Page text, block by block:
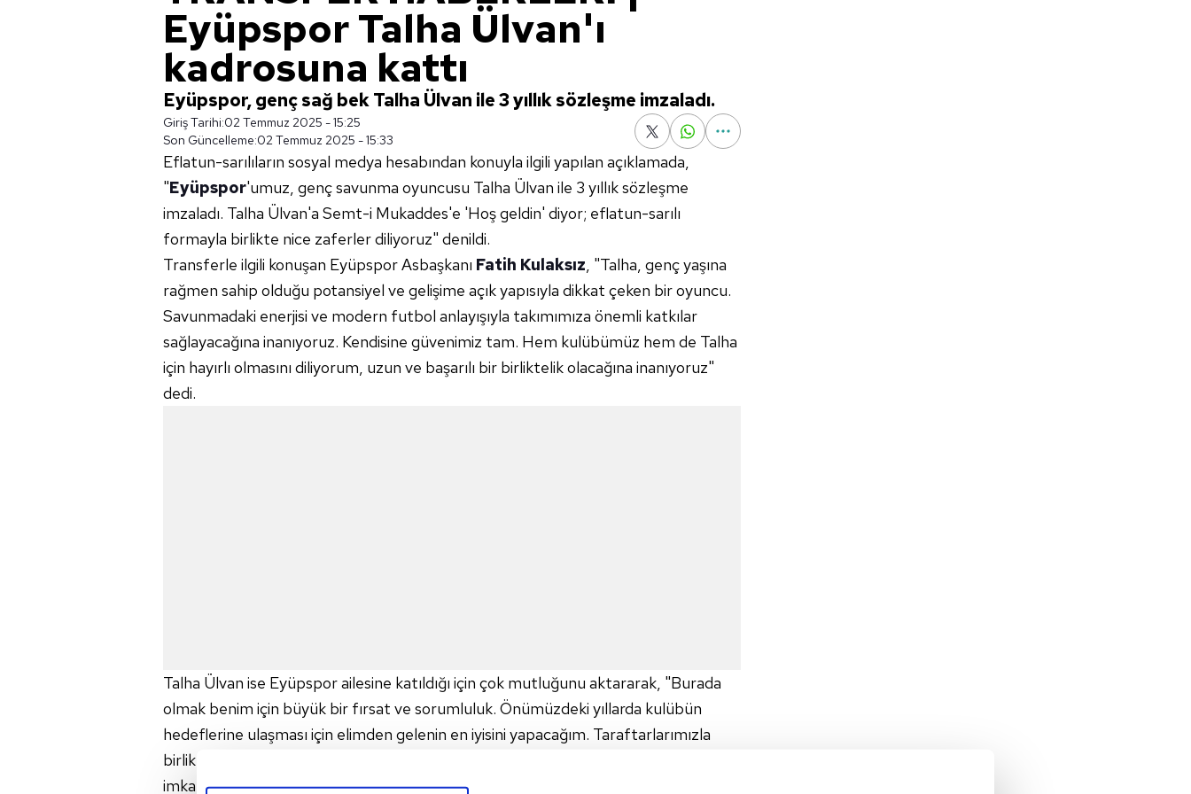
Eyüpspor Talha Ülvan'ı
kadrosuna kattı
Eyüpspor, genç sağ bek Talha Ülvan ile 3 yıllık sözleşme imzaladı.
Giriş Tarihi:02 Temmuz 2025 - 15:25
Son Güncelleme:02 Temmuz 2025 - 15:33
Eflatun-sarılıların sosyal medya hesabından konuyla ilgili yapılan açıklamada,
"Eyüpspor'umuz, genç savunma oyuncusu Talha Ülvan ile 3 yıllık sözleşme
imzaladı. Talha Ülvan'a Semt-i Mukaddes'e 'Hoş geldin' diyor; eflatun-sarılı
formayla birlikte nice zaferler diliyoruz" denildi.
Transferle ilgili konuşan Eyüpspor Asbaşkanı Fatih Kulaksız, "Talha, genç yaşına
rağmen sahip olduğu potansiyel ve gelişime açık yapısıyla dikkat çeken bir oyuncu.
Savunmadaki enerjisi ve modern futbol anlayışıyla takımımıza önemli katkılar
sağlayacağına inanıyoruz. Kendisine güvenimiz tam. Hem kulübümüz hem de Talha
için hayırlı olmasını diliyorum, uzun ve başarılı bir birliktelik olacağına inanıyoruz"
dedi.
Talha Ülvan ise Eyüpspor ailesine katıldığı için çok mutluğunu aktararak, "Burada
olmak benim için büyük bir fırsat ve sorumluluk. Önümüzdeki yıllarda kulübün
hedeflerine ulaşması için elimden gelenin en iyisini yapacağım. Taraftarlarımızla
birlikte büyük başarılara imza atmak için sabırsızlanıyorum. Bana güvenen ve bu
imkanı sağlayan herkese teşekkür ederim" diye konuştu.